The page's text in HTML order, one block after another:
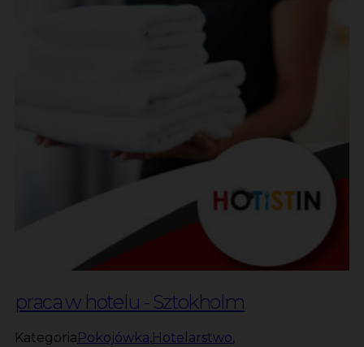
praca w hotelu - Sztokholm
Kategoria Pokojówka,Hotelarstwo,